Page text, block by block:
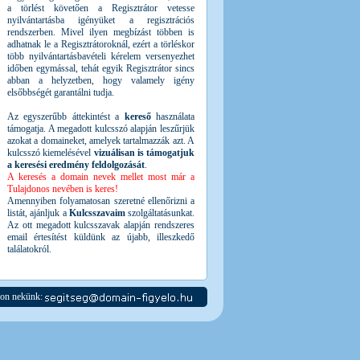
a törlést követően a Regisztrátor vetesse
nyilvántartásba igényüket a regisztrációs
rendszerben. Mivel ilyen megbízást többen is
adhatnak le a Regisztrátoroknál, ezért a törléskor
több nyilvántartásbavételi kérelem versenyezhet
időben egymással, tehát egyik Regisztrátor sincs
abban a helyzetben, hogy valamely igény
elsőbbségét garantálni tudja.
Az egyszerűbb áttekintést a keresőhasználata
támogatja. A megadott kulcsszó alapján leszűrjük
azokat a domaineket, amelyek tartalmazzák azt. A
kulcsszó kiemelésével vizuálisan is támogatjuk
a keresési eredmény feldolgozását.
A keresés a domain nevek mellet most már a
Tulajdonos nevében is keres!
Amennyiben folyamatosan szeretné ellenőrizni a
listát, ajánljuk a Kulcsszavaimszolgáltatásunkat.
Az ott megadott kulcsszavak alapján rendszeres
email értesítést küldünk az újabb, illeszkedő
találatokról.
nekünk: